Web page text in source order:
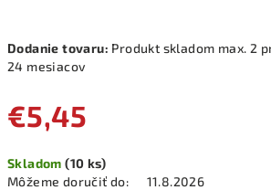
Dodanie tovaru: Produkt skladom max. 2
24 mesiacov
€5,45
cena:
Skladom(10 ks)
Môžeme doručiť do:
11.8.2026